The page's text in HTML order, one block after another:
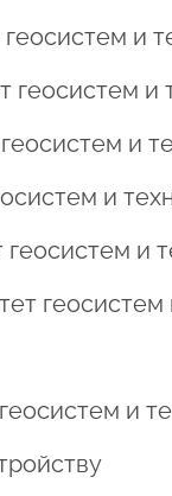
и
геосистем и
и
и
и
геосистем
и